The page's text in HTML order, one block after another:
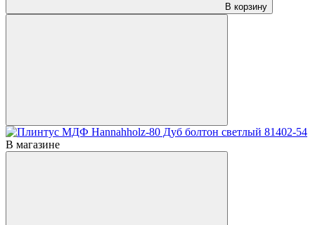
В корзину
В магазине